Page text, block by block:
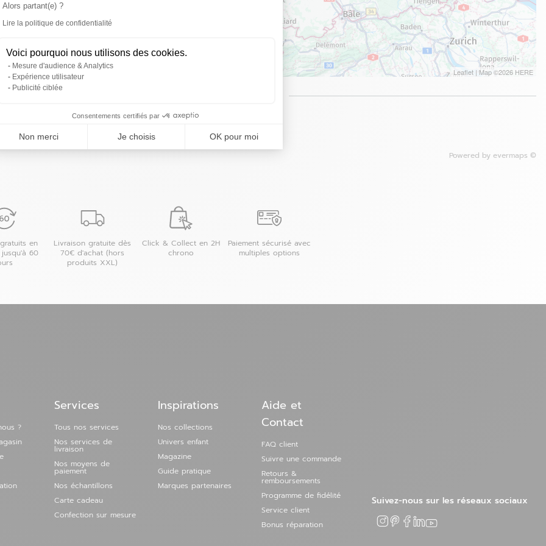
Alors partant(e) ?
Lire la politique de confidentialité
Voici pourquoi nous utilisons des cookies.
Mesure d'audience & Analytics
Expérience utilisateur
Publicité ciblée
Consentements certifiés par
Non merci Je choisis OK pour moi
Axeptio consent
Leaflet| Map ©2026 HERE
Les magasins 4MURS dans les villes à proximité
Powered by evermaps ©
en
jusqu'à 60
Livraison gratuite dès
70€ d'achat (hors
produits XXL)
Click & Collect en 2H
chrono
Paiement sécurisé avec
multiples options
Suivez-nous sur les réseaux sociaux
?
Services
Tous nos services
Nos services de
livraison
Nos moyens de
paiement
Nos échantillons
Carte cadeau
Confection sur mesure
Inspirations
Nos collections
Univers enfant
Magazine
Guide pratique
Marques partenaires
Aide et
Contact
FAQ client
Suivre une commande
Retours &
remboursements
Programme de fidélité
Service client
Bonus réparation